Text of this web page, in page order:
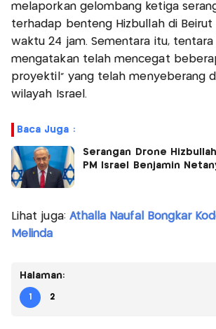
melaporkan gelombang ketiga
terhadap benteng Hizbullah di Beirut
waktu 24 jam. Sementara itu, tentara
mengatakan telah mencegat
proyektil" yang telah menyeberang
wilayah Israel.
Baca Juga :
Serangan Drone
PM Israel Benjamin
Lihat juga: Athalla Naufal Bongkar
Melinda
Halaman:
1 2